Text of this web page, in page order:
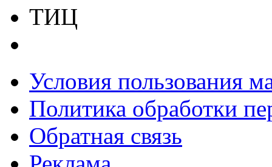
Условия пользования
Политика обработки
Обратная связь